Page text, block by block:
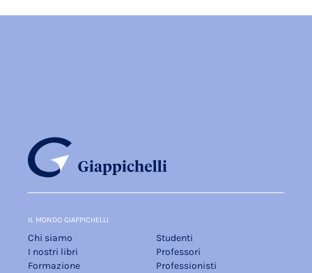
IL MONDO GIAPPICHELLI
Chi siamo
I nostri libri
Formazione
Studenti
Professori
Professionisti